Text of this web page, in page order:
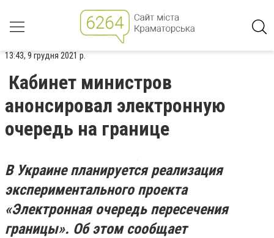
13:43, 9 грудня 2021 р.
Кабинет министров
анонсировал электронную
очередь на границе
В Украине планируется реализация
экспериментального проекта
«Электронная очередь пересечения
границы». Об этом сообщает